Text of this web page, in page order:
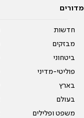
מדורים
חדשות
מבזקים
ביטחוני
פוליטי-מדיני
בארץ
בעולם
משפט ופלילים